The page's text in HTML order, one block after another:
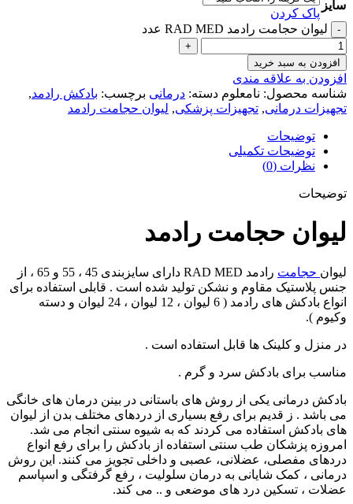
سایز
پاک کردن
لیوان حجامت رادمد RAD MED عدد
افزودن به سبد خرید
افزودن به علاقه مندی
شناسه محصول: نامعلوم دسته: درمانی برچسب: بادکش رادمد,
تجهیزات درمانی, تجهیزات پزشکی, لیوان حجامت رادمد
توضیحات
توضیحات تکمیلی
نظرات (0)
توضیحات
لیوان حجامت رادمد
لیوان حجامت
رادمد RAD MED دارای سایزبندی 45 ، 55 و 65 ، از
جنس پلاستیک مقاوم و نشکن تولید شده است . قابلی استفاده برای
انواع بادکش های رادمد ( 6 لیوان ، 12 لیوان ، 24 لیوان و دسته
وکیوم ).
در منزل و کلینک ها قابل استفاده است .
مناسب برای بادکش سرد و گرم .
بادکش درمانی یکی از روش های باستانی در بینن درمان های خانگی
می باشد . ز قدیم برای رفع بسیاری از دردهای مختلف بدن از لیوان
های بادکش استفاده می کردند که به شیوه سنتی انجام می شد.
امروزه پزشکان طب سنتی استفاده از بادکش را برای رفع انواع
دردهای مفصلی، عضلانی، عصبی و داخلی تجویز می کنند. این روش
درمانی ، کمک شایانی به درمان سلولیت ، رفع گرفتگی و اسپاسم
عضلات ، تسکین درد های موضعی و .. می کند.